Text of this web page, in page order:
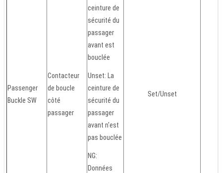
Passenger
Buckle SW
Contacteur
de boucle
côté
passager
ceinture de
sécurité du
passager
avant est
bouclée
Unset: La
ceinture de
sécurité du
passager
avant n'est
pas bouclée
NG:
Données
Set/Unset